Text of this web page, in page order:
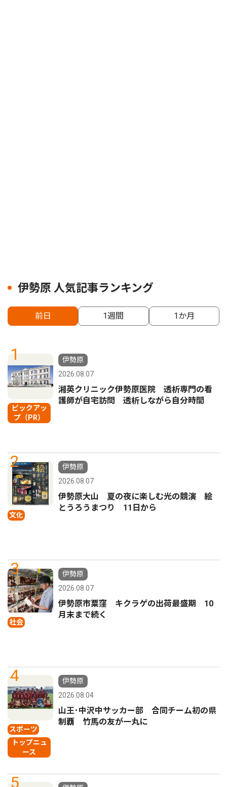
伊勢原 人気記事ランキング
前日 1週間 1か月
1
ピックアッ
プ（PR）
伊勢原
2026.08.07
湘英クリニック伊勢原医院 透析専門の看
護師が自宅訪問 透析しながら自分時間
2
文化
伊勢原
2026.08.07
伊勢原大山 夏の夜に楽しむ光の競演 絵
とうろうまつり 11日から
3
社会
伊勢原
2026.08.07
伊勢原市粟窪 キクラゲの出荷最盛期 10
月末まで続く
4
スポーツ
トップニュ
ース
伊勢原
2026.08.04
山王･中沢中サッカー部 合同チーム初の県
制覇 竹馬の友が一丸に
5